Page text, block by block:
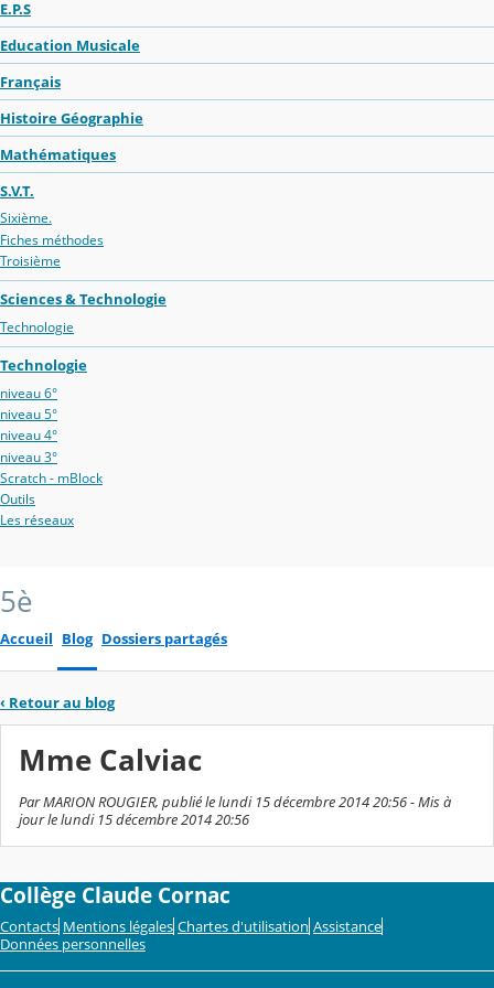
E.P.S
Education Musicale
Français
Histoire Géographie
Mathématiques
S.V.T.
Sixième.
Fiches méthodes
Troisième
Sciences & Technologie
Technologie
Technologie
niveau 6°
niveau 5°
niveau 4°
niveau 3°
Scratch - mBlock
Outils
Les réseaux
5è
Accueil Blog Dossiers partagés
‹ Retour au blog
Mme Calviac
Par MARION ROUGIER, publié le lundi 15 décembre 2014 20:56 - Mis à
jour le lundi 15 décembre 2014 20:56
Collège Claude Cornac
Contacts Mentions légales Chartes d'utilisation Assistance
Données personnelles